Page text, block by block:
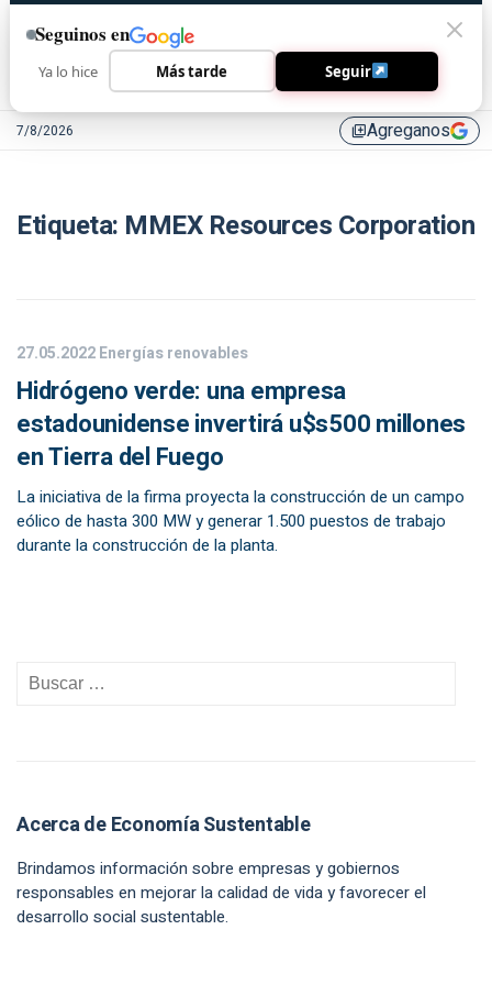
7/8/2026 library_addAgreganos
Etiqueta: MMEX Resources Corporation
27.05.2022Energías renovables
Hidrógeno verde: una empresa
estadounidense invertirá u$s500 millones
en Tierra del Fuego
La iniciativa de la firma proyecta la construcción de un campo
eólico de hasta 300 MW y generar 1.500 puestos de trabajo
durante la construcción de la planta.
Acerca de Economía Sustentable
Brindamos información sobre empresas y gobiernos
responsables en mejorar la calidad de vida y favorecer el
desarrollo social sustentable.
Seguinos en
Ya lo hice Más tarde Seguir